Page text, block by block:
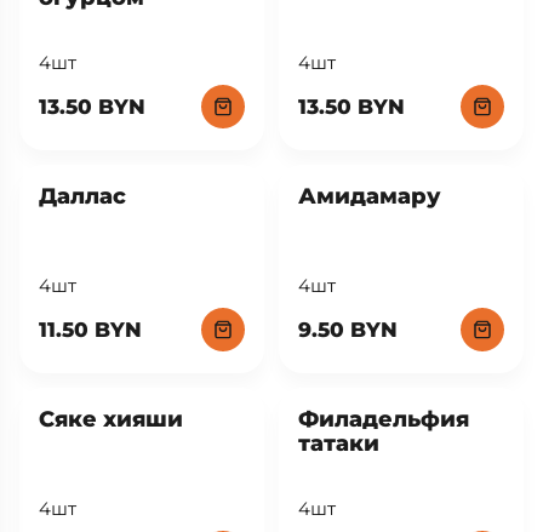
4шт
13.50 BYN
4шт
13.50 BYN
Даллас
4шт
11.50 BYN
Амидамару
4шт
9.50 BYN
Сяке хияши
4шт
Филадельфия
татаки
4шт